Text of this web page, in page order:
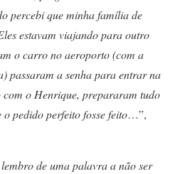
percebi que minha família de
estavam viajando para outro
o carro no aeroporto (com a
passaram a senha para entrar na
o Henrique, prepararam tudo
pedido perfeito fosse feito…”,
de uma palavra a não ser